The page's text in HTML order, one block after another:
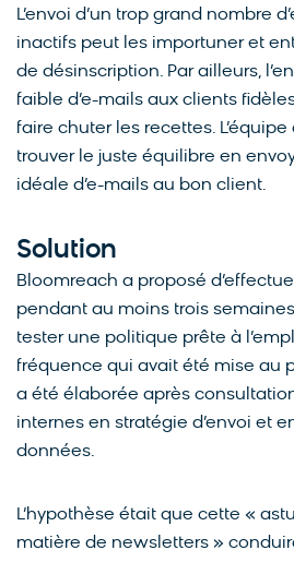
L’envoi d’un trop grand nombre
inactifs peut les importuner et
de désinscription. Par ailleurs,
faible d’e-mails aux clients
faire chuter les recettes.
trouver le juste équilibre en
idéale d’e-mails au bon client.
Solution
Bloomreach a proposé
pendant au moins trois
tester une politique prête à
fréquence qui avait été mise au
a été élaborée après
internes en stratégie d’envoi et
données.
L’hypothèse était que cette «
matière de newsletters »